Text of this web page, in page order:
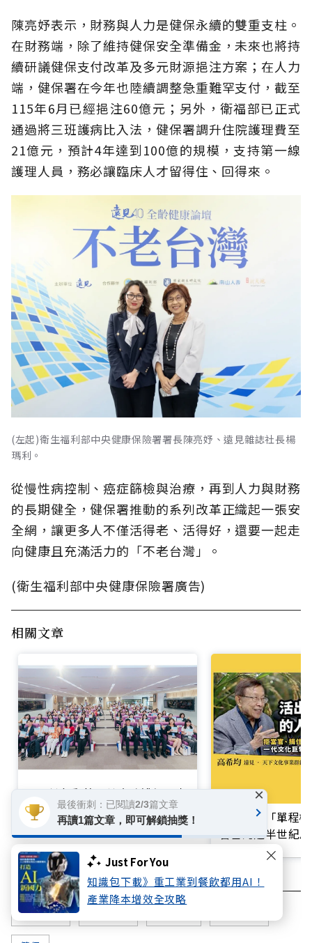
Just For You
知識包下載》重工業到餐飲都用AI！
產業降本增效全攻略
陳亮妤表示，財務與人力是健保永續的雙重支柱。
在財務端，除了維持健保安全準備金，未來也將持
續研議健保支付改革及多元財源挹注方案；在人力
端，健保署在今年也陸續調整急重難罕支付，截至
115年6月已經挹注60億元；另外，衛福部已正式
通過將三班護病比入法，健保署調升住院護理費至
21億元，預計4年達到100億的規模，支持第一線
護理人員，務必讓臨床人才留得住、回得來。
(左起)衛生福利部中央健康保險署署長陳亮妤、遠見雜誌社長楊
瑪利。
從慢性病控制、癌症篩檢與治療，再到人力與財務
的長期健全，健保署推動的系列改革正織起一張安
全網，讓更多人不僅活得老、活得好，還要一起走
向健康且充滿活力的「不老台灣」。
(衛生福利部中央健康保險署廣告)
相關文章
用關鍵行動築起健康防護網！臺
中如何以《巷弄裡的幸福公衛》
打造永續照護城市？
買不起的「單程
響台灣近半世紀
社會福利
最後衝刺：已閱讀2/3篇文章
再讀1篇文章，即可解鎖抽獎！
×